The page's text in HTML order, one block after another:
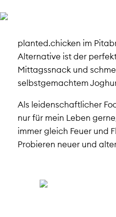
planted.chicken im
Alternative ist der
Mittagssnack und
selbstgemachtem
Als leidenschaftlicher
nur für mein Leben
immer gleich Feuer und
Probieren neuer und